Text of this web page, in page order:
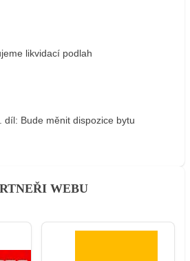
likvidací podlah
díl: Bude měnit dispozice bytu
WEBU